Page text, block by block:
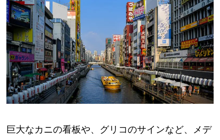
巨大なカニの看板や、グリコのサインなど、メデ